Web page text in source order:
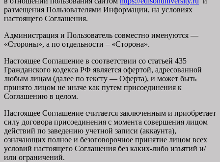
размещения Пользователями Информации, на условиях
настоящего Соглашения.
Администрация и Пользователь совместно именуются —
«Стороны», а по отдельности – «Сторона».
Настоящее Соглашение в соответствии со статьей 435
Гражданского кодекса РФ является офертой, адресованной
любым лицам (далее по тексту — Оферта), и может быть
принято лицом не иначе как путем присоединения к
Соглашению в целом.
Настоящее Соглашение считается заключенным и приобретает
силу договора присоединения с момента совершения лицом
действий по заведению учетной записи (аккаунта),
означающих полное и безоговорочное принятие лицом всех
условий настоящего Соглашения без каких-либо изъятий и/
или ограничений.